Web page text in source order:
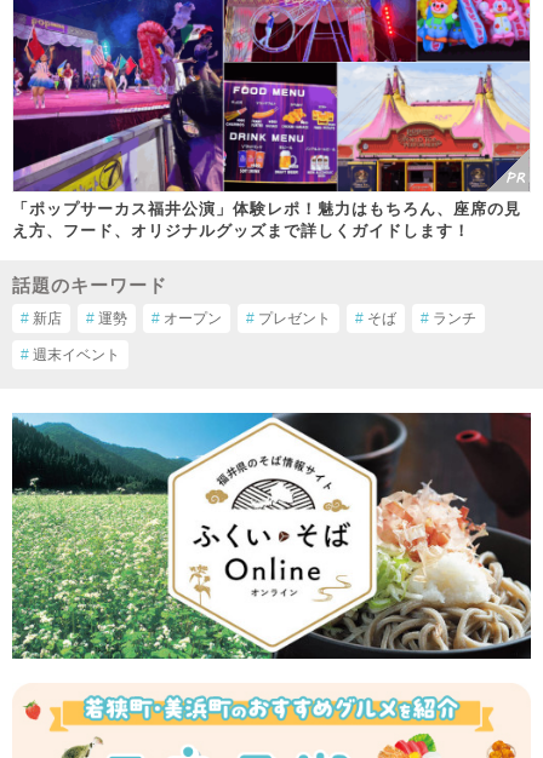
「ポップサーカス福井公演」体験レポ！魅力はもちろん、座席の見
え方、フード、オリジナルグッズまで詳しくガイドします！
話題のキーワード
# 新店 # 運勢 # オープン # プレゼント # そば # ランチ
# 週末イベント